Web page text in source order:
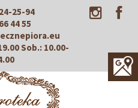
25-94
44 55
Sob.: 10.00-